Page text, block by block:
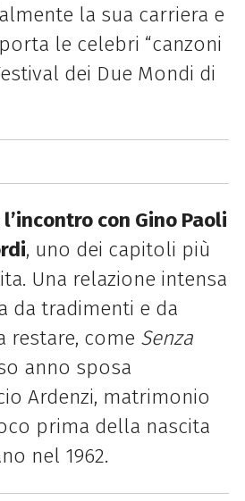
la sua carriera e
le celebri “canzoni
dei Due Mondi di
con Gino Paoli
, uno dei capitoli più
Una relazione intensa
da tradimenti e da
restare, come Senza
anno sposa
Ardenzi, matrimonio
prima della nascita
nel 1962.